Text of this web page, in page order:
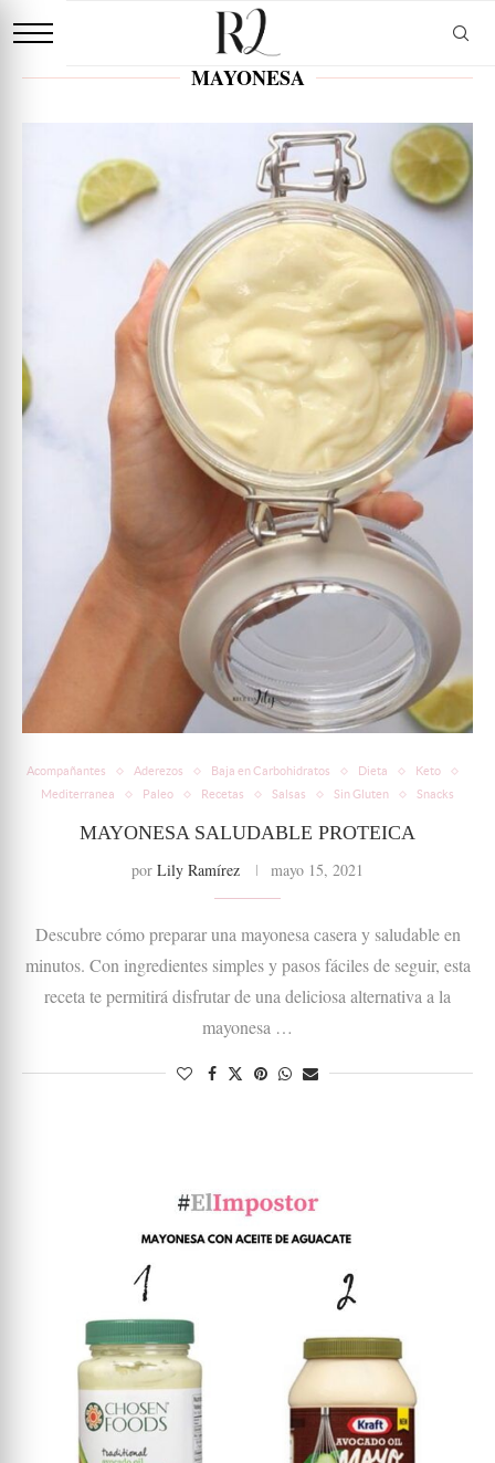
MAYONESA
Acompañantes Aderezos Baja en Carbohidratos Dieta
Keto
Mediterranea
Paleo Recetas Salsas Sin Gluten Snacks
MAYONESA SALUDABLE PROTEICA
por Lily Ramírez mayo 15, 2021
Descubre cómo preparar una mayonesa casera y saludable en
minutos. Con ingredientes simples y pasos fáciles de seguir, esta
receta te permitirá disfrutar de una deliciosa alternativa a la
mayonesa …